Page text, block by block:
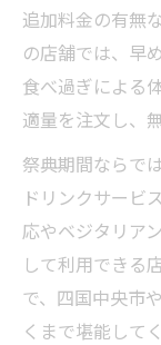
追加料金の有無
の店舗では、早
食べ過ぎによる
適量を注文し、
祭典期間ならで
ドリンクサービ
応やベジタリア
して利用できる
で、四国中央市
くまで堪能して